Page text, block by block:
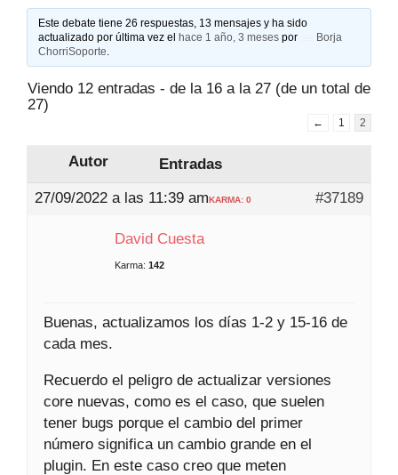
Este debate tiene 26 respuestas, 13 mensajes y ha sido
actualizado por última vez el
hace 1 año, 3 meses por
Borja
ChorriSoporte.
Viendo 12 entradas - de la 16 a la 27 (de un total de
27)
← 1 2
Autor
Entradas
27/09/2022 a las 11:39 am
#37189
KARMA: 0
David Cuesta
Karma: 142
Buenas, actualizamos los días 1-2 y 15-16 de
cada mes.
Recuerdo el peligro de actualizar versiones
core nuevas, como es el caso, que suelen
tener bugs porque el cambio del primer
número significa un cambio grande en el
plugin. En este caso creo que meten